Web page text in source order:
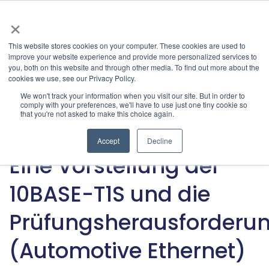
×
This website stores cookies on your computer. These cookies are used to
improve your website experience and provide more personalized services to
you, both on this website and through other media. To find out more about the
cookies we use, see our Privacy Policy.
We won't track your information when you visit our site. But in order to
comply with your preferences, we'll have to use just one tiny cookie so
that you're not asked to make this choice again.
Accept Decline
Aktuelle & vergangene Veranstaltungen | Granite
River Labs» Latest Articles
Categories
Automobilindustrie
GRL Team
Eine Vorstellung der
10BASE-T1S und die
(Automotive Ethernet)